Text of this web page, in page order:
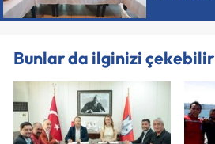
Bunlar da ilginizi çekebilir